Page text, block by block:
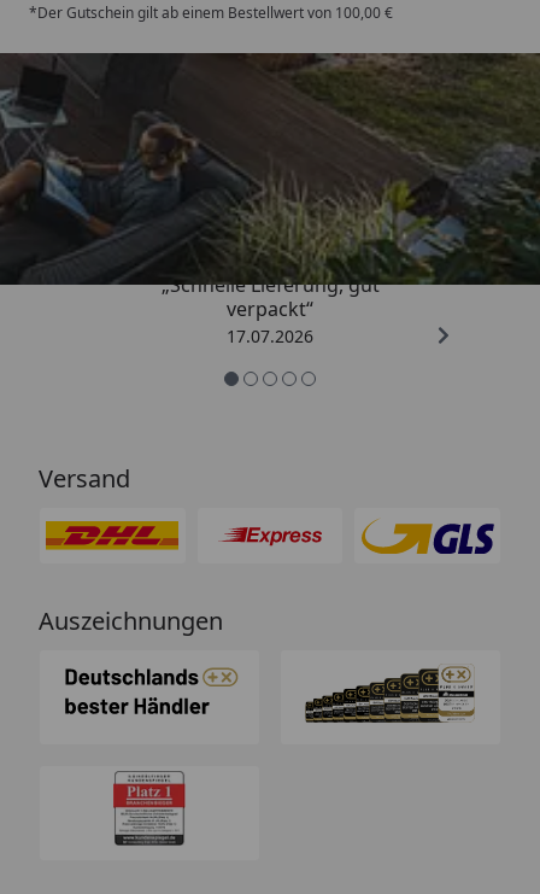
*Der Gutschein gilt ab einem Bestellwert von 100,00 €
Trusted Shops
4,64/ 5
„Schnelle Lieferung, gut
verpackt“
17.07.2026
Versand
Auszeichnungen